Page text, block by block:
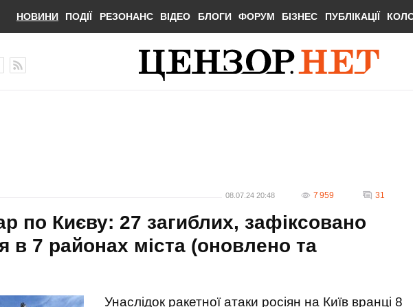
НОВИНИ ПОДІЇ РЕЗОНАНС ВІДЕО БЛОГИ ФОРУМ БІЗНЕС ПУБЛІКАЦІЇ
08.07.24 20:48 7 959 31
по Києву: 27 загиблих, зафіксовано
в 7 районах міста (оновлено та
Унаслідок ракетної атаки росіян на Київ вранці 8